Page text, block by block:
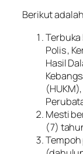
Berikut
Polis ,
Hasil
Mesti
(7)